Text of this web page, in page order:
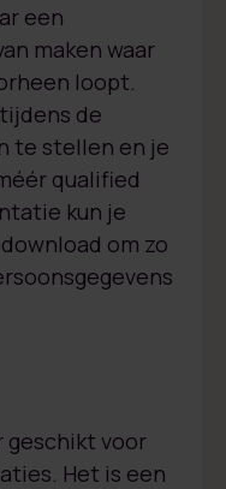
een
maken waar
loopt.
de
te stellen en je
qualified
kun je
om zo
geschikt voor
Het is een